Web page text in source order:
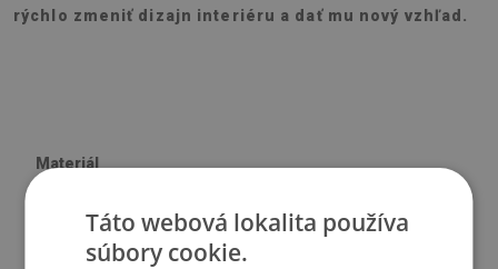
rýchlo zmeniť dizajn interiéru a dať mu nový vzhľad.
Materiál
Vinyl vystužený PES sieťovinou s lepidlom
Veľkosť panelu: 100x50 cm
Táto webová lokalita používa
súbory cookie.